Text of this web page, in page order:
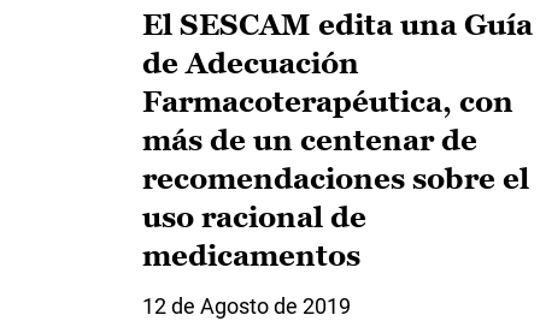
El SESCAM edita una Guía
de Adecuación
Farmacoterapéutica, con
más de un centenar de
recomendaciones sobre el
uso racional de
medicamentos
12 de Agosto de 2019